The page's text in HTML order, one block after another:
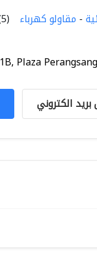
- مقاولو كهرباء
Plaza
الكتروني